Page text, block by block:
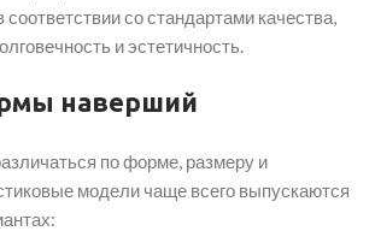
соответствии со стандартами качества,
и эстетичность.
наверший
по форме, размеру и
модели чаще всего выпускаются